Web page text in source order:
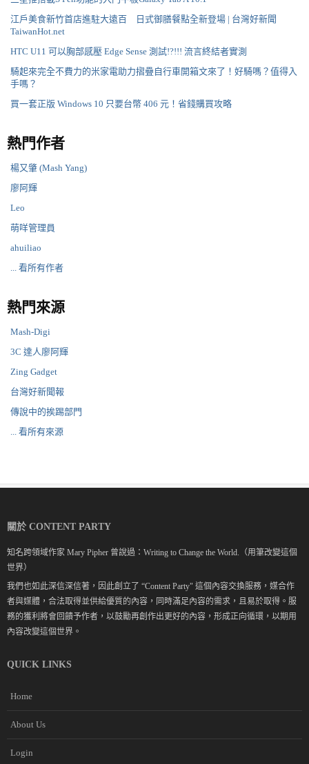
江戶美食新竹首店進駐大遠百 日式御膳餐點全新登場 | 台灣好新聞
TaiwanHot.net
HTC U11 可以胸部感壓 Edge Sense 測試!?!!! 流言終結者實測
騎起來完全不費力的米家電助力摺疊自行車開箱文來了！好騎嗎？值得入
手嗎？
買一套正版 Windows 10 只要台幣 406 元！省錢購買攻略
熱門作者
楊又肇 (Mash Yang)
廖阿輝
Leo
萌咩管理員
ahuiliao
... 看所有作者
熱門來源
Mash-Digi
3C 達人廖阿輝
Zing Gadget
台灣好新聞報
傳說中的挨踢部門
... 看所有來源
關於 CONTENT PARTY
知名跨領域作家 Mary Pipher 曾說過：Writing to Change the World.（用筆改變這個
世界）
我們也如此深信深信著，因此創立了 “Content Party" 這個內容交換服務，媒合作
者與媒體，合法取得並供給優質的內容，同時滿足內容的需求，且易於取得。服
務的獲利將會回饋予作者，以鼓勵再創作出更好的內容，形成正向循環，以期用
內容改變這個世界。
QUICK LINKS
Home
About Us
Login